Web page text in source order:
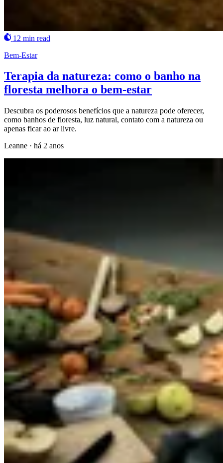
12 min read
Bem-Estar
Terapia da natureza: como o banho na
floresta melhora o bem-estar
Descubra os poderosos benefícios que a natureza pode oferecer,
como banhos de floresta, luz natural, contato com a natureza ou
apenas ficar ao ar livre.
Leanne · há 2 anos